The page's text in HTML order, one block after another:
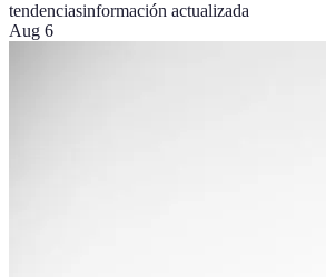
tendenciasinformación actualizada
Aug 6